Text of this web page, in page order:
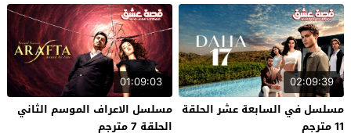
02:09:39
مسلسل في السابعة عشر الحلقة
11 مترجم
01:09:03
مسلسل الاعراف الموسم الثاني
الحلقة 7 مترجم